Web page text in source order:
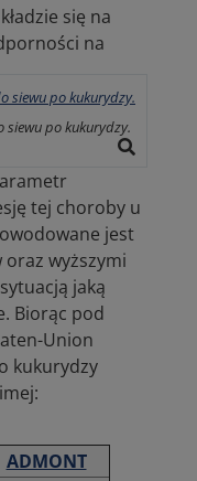
się na
na
siewu po kukurydzy.
tej choroby u
jest
oraz wyższymi
jaką
Biorąc pod
Union
kukurydzy
ADMONT